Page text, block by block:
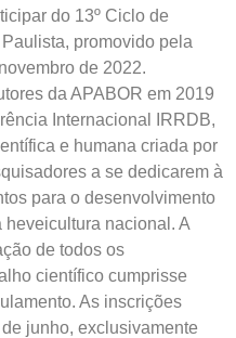
do 13º Ciclo de
promovido pela
de 2022.
da APABOR em 2019
Internacional IRRDB,
e humana criada por
a se dedicarem à
para o desenvolvimento
nacional. A
de todos os
científico cumprisse
As inscrições
junho, exclusivamente